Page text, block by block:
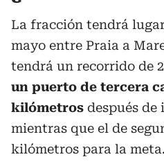
La fracción tendrá
mayo entre Praia a
tendrá un recorrido de
un puerto de tercera
kilómetros después
mientras que el de
kilómetros para la meta.